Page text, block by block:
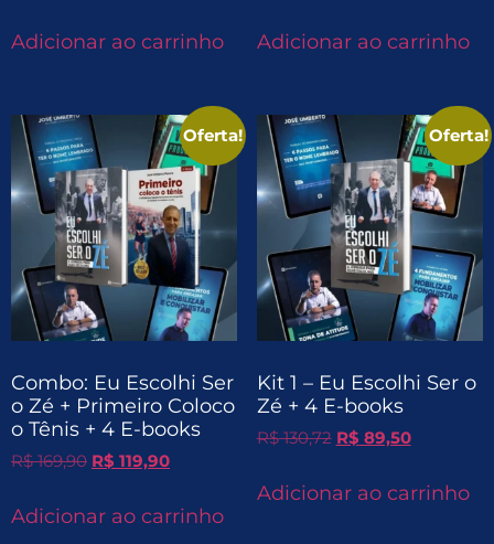
Adicionar ao carrinho Adicionar ao carrinho
Oferta!
Combo: Eu Escolhi Ser
o Zé + Primeiro Coloco
o Tênis + 4 E-books
R$169,90 R$ 119,90
Adicionar ao carrinho
Oferta!
Kit 1 – Eu Escolhi Ser o
Zé + 4 E-books
R$130,72 R$ 89,50
Adicionar ao carrinho